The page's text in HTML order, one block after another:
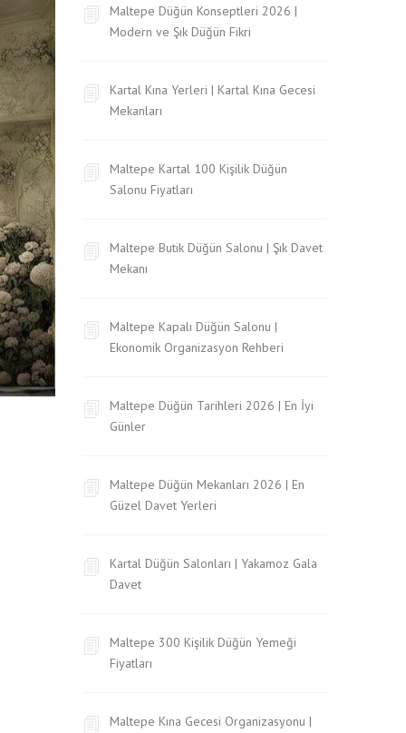
Maltepe Düğün Konseptleri 2026 |
Modern ve Şık Düğün Fikri
Kartal Kına Yerleri | Kartal Kına Gecesi
Mekanları
Maltepe Kartal 100 Kişilik Düğün
Salonu Fiyatları
Maltepe Butik Düğün Salonu | Şık Davet
Mekanı
Maltepe Kapalı Düğün Salonu |
Ekonomik Organizasyon Rehberi
Maltepe Düğün Tarihleri 2026 | En İyi
Günler
Maltepe Düğün Mekanları 2026 | En
Güzel Davet Yerleri
Kartal Düğün Salonları | Yakamoz Gala
Davet
Maltepe 300 Kişilik Düğün Yemeği
Fiyatları
Maltepe Kına Gecesi Organizasyonu |